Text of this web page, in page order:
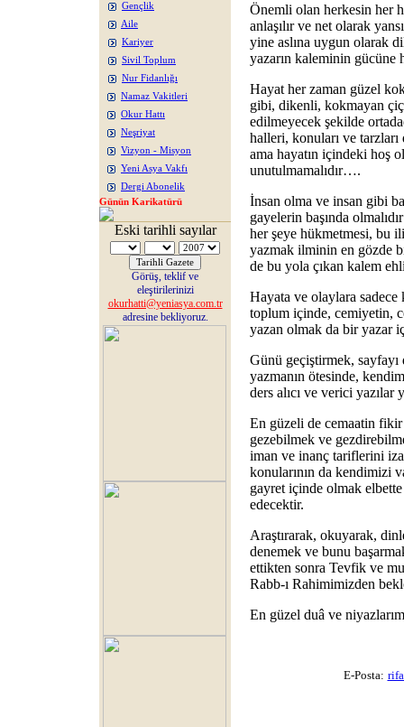
Gençlik
Aile
Kariyer
Sivil Toplum
Nur Fidanlığı
Namaz Vakitleri
Okur Hattı
Neşriyat
Vizyon - Misyon
Yeni Asya Vakfı
Dergi Abonelik
Günün Karikatürü
Eski tarihli sayılar
Görüş, teklif ve
eleştirilerinizi
okurhatti@yeniasya.com.tr
adresine bekliyoruz.
Önemli olan herkesin her
anlaşılır ve net olarak
yine aslına uygun olarak
yazarın kaleminin
Hayat her zaman güzel
gibi, dikenli, kokmayan
edilmeyecek şekilde
halleri, konuları ve
ama hayatın içindeki hoş
unutulmamalıdır….
İnsan olma ve insan gibi
gayelerin başında
her şeye hükmetmesi, bu
yazmak ilminin en gözde
de bu yola çıkan kalem
Hayata ve olaylara sadece
toplum içinde, cemiyetin,
yazan olmak da bir yazar
Günü geçiştirmek,
yazmanın ötesinde,
ders alıcı ve verici
En güzeli de cemaatin
gezebilmek ve
iman ve inanç tariflerini
konularının da kendimizi
gayret içinde olmak
edecektir.
Araştırarak, okuyarak,
denemek ve bunu
ettikten sonra Tevfik ve
Rabb-ı Rahimimizden
En güzel duâ ve
E-Posta: